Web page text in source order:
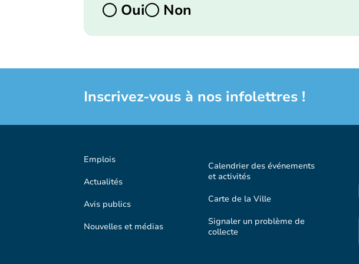
Oui
Non
Inscrivez-vous à nos infolettres !
Emplois
Actualités
Avis publics
Nouvelles et médias
Calendrier des événements
et activités
Carte de la Ville
Signaler un problème de
collecte